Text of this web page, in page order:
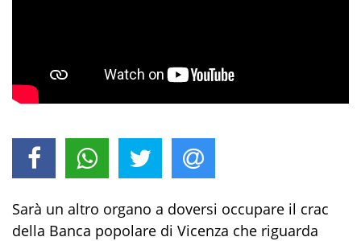
Sarà un altro organo a doversi occupare il crac
della Banca popolare di Vicenza che riguarda